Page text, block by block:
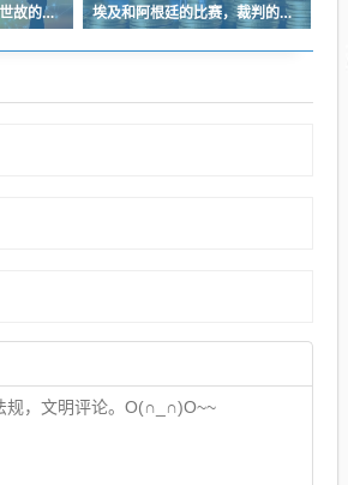
在美国说美国没有人情世故的，那是没到能体会人情世故的地步 埃及和阿根廷的比赛，裁判的现场判罚没有什么问题，不存在错误偏袒和不公